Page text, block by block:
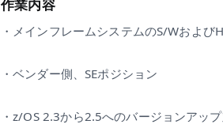
作業内容
・メインフレームシステムのS/Wおよ
・ベンダー側、SEポジション
・z/OS 2.3から2.5へのバージョンアッ